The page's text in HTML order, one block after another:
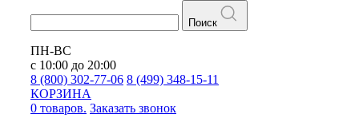
Поиск
ПН-ВС
с 10:00 до 20:00
8 (800) 302-77-06 8 (499) 348-15-11
КОРЗИНА
0 товаров. Заказать звонок